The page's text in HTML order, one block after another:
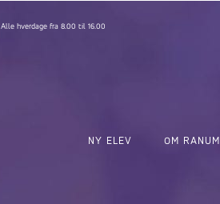
Alle hverdage fra 8.00 til 16.00
NY ELEV OM RANUM